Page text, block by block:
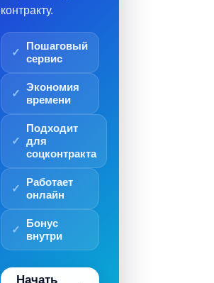
контракту.
Пошаговый
сервис
Экономия
времени
Подходит
для
соцконтракта
Работает
онлайн
Бонус
внутри
Начать